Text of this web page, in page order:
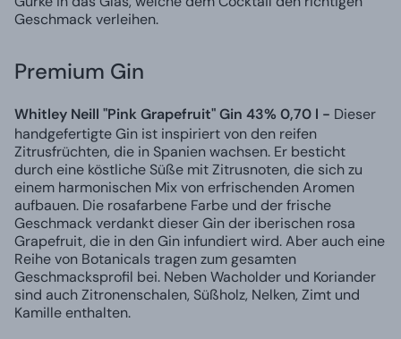
Geschmack verleihen.
Premium Gin
Whitley Neill "Pink Grapefruit" Gin 43% 0,70 l - Dieser
handgefertigte Gin ist inspiriert von den reifen
Zitrusfrüchten, die in Spanien wachsen. Er besticht
durch eine köstliche Süße mit Zitrusnoten, die sich zu
einem harmonischen Mix von erfrischenden Aromen
aufbauen. Die rosafarbene Farbe und der frische
Geschmack verdankt dieser Gin der iberischen rosa
Grapefruit, die in den Gin infundiert wird. Aber auch eine
Reihe von Botanicals tragen zum gesamten
Geschmacksprofil bei. Neben Wacholder und Koriander
sind auch Zitronenschalen, Süßholz, Nelken, Zimt und
Kamille enthalten.